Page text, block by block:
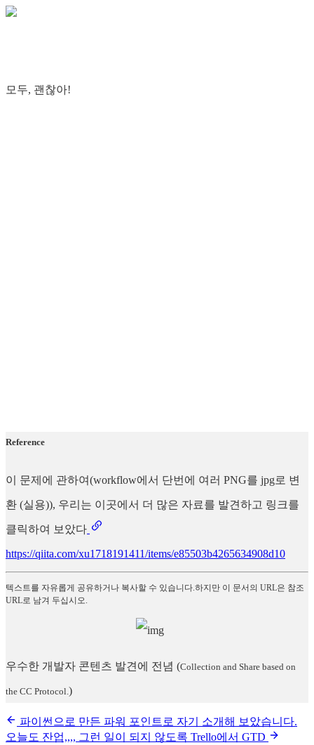
모두, 괜찮아!
Reference
이 문제에 관하여(workflow에서 단번에 여러 PNG를 jpg로 변
환 (실용)), 우리는 이곳에서 더 많은 자료를 발견하고 링크를
클릭하여 보았다
https://qiita.com/xu1718191411/items/e85503b4265634908d10
텍스트를 자유롭게 공유하거나 복사할 수 있습니다.하지만 이 문서의 URL은 참조
URL로 남겨 두십시오.
우수한 개발자 콘텐츠 발견에 전념 (Collection and Share based on
the CC Protocol. )
파이썬으로 만든 파워 포인트로 자기 소개해 보았습니다.
오늘도 잔업,,,, 그런 일이 되지 않도록 Trello에서 GTD